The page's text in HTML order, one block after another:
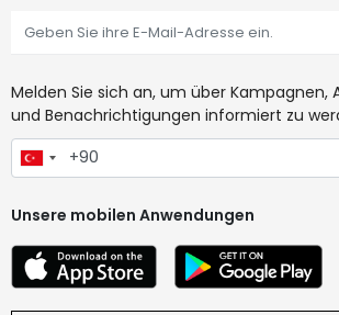
Melden Sie sich an, um über Kampagnen,
und Benachrichtigungen informiert zu
Unsere mobilen Anwendungen